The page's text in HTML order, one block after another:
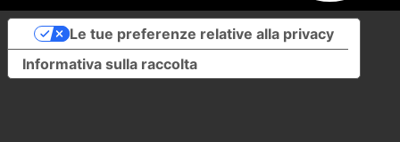
Informativa sulla raccolta
Le tue preferenze relative alla privacy